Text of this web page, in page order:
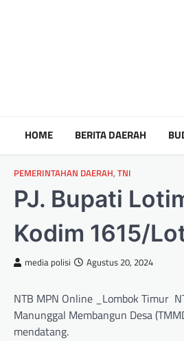
HOME BERITA DAERAH
PEMERINTAHAN DAERAH, TNI
PJ. Bupati
Kodim 1615/
media polisi Agustus 20, 2024
NTB MPN Online _Lombok Timur
Manunggal Membangun Desa
mendatang.